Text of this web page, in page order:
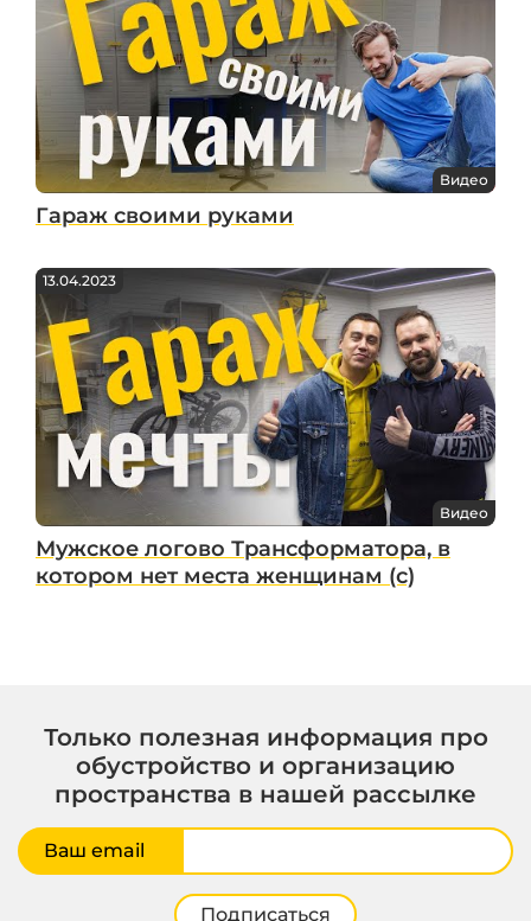
Видео
Гараж своими руками
13.04.2023
Видео
Мужское логово Трансформатора, в
котором нет места женщинам (с)
Только полезная информация про
обустройство и организацию
пространства в нашей рассылке
Ваш email
Подписаться